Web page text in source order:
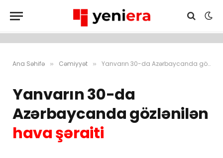
Ana Səhifə » Cəmiyyət » Yanvarın 30-da Azərbaycanda gözlənilən hava şəraiti
Yanvarın 30-da
Azərbaycanda gözlənilən
hava şəraiti